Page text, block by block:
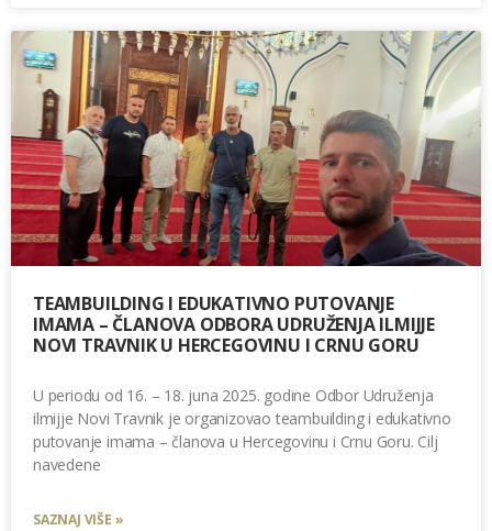
TEAMBUILDING I EDUKATIVNO PUTOVANJE
IMAMA – ČLANOVA ODBORA UDRUŽENJA ILMIJJE
NOVI TRAVNIK U HERCEGOVINU I CRNU GORU
U periodu od 16. – 18. juna 2025. godine Odbor Udruženja
ilmijje Novi Travnik je organizovao teambuilding i edukativno
putovanje imama – članova u Hercegovinu i Crnu Goru. Cilj
navedene
SAZNAJ VIŠE »